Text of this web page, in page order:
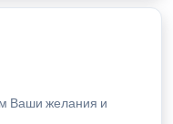
Ваши желания и